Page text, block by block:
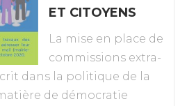
ET CITOYENS
La mise en place de
commissions extra-
dans la politique de la
de démocratie